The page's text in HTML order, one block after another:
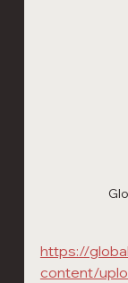
https://
content/